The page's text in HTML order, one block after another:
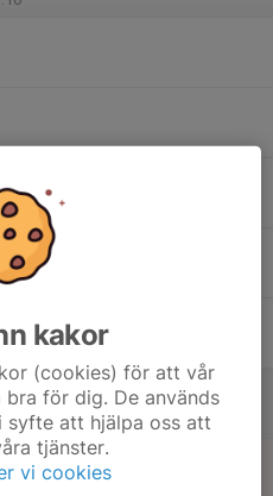
kakor
(cookies) för att vår
för dig. De används
syfte att hjälpa oss att
tjänster.
vi cookies